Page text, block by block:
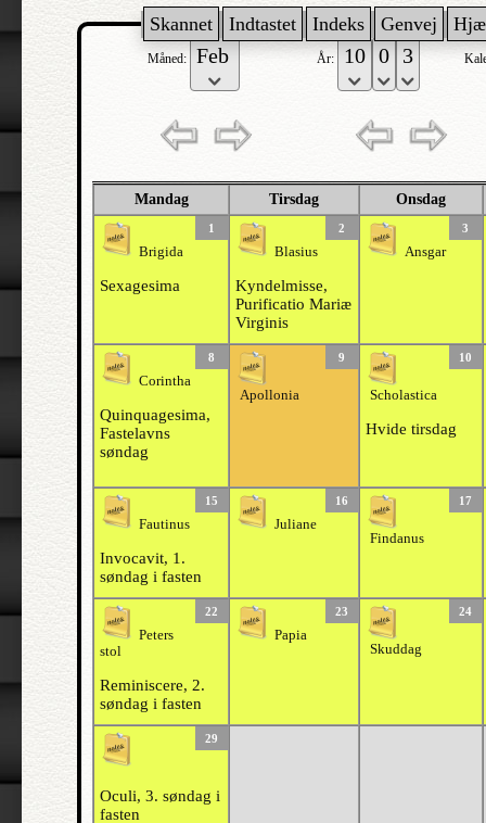
Skannet Indtastet Indeks Genvej
Måned: År:
Mandag Tirsdag Onsdag
1
Brigida
Sexagesima
2
Blasius
Kyndelmisse,
Purificatio Mariæ
Virginis
3
Ansgar
8
Corintha
Quinquagesima,
Fastelavns
søndag
9
Apollonia
10
Scholastica
Hvide tirsdag
15
Fautinus
Invocavit, 1.
søndag i fasten
16
Juliane
17
Findanus
22
Peters
stol
Reminiscere, 2.
søndag i fasten
23
Papia
24
Skuddag
29
Oculi, 3. søndag i
fasten